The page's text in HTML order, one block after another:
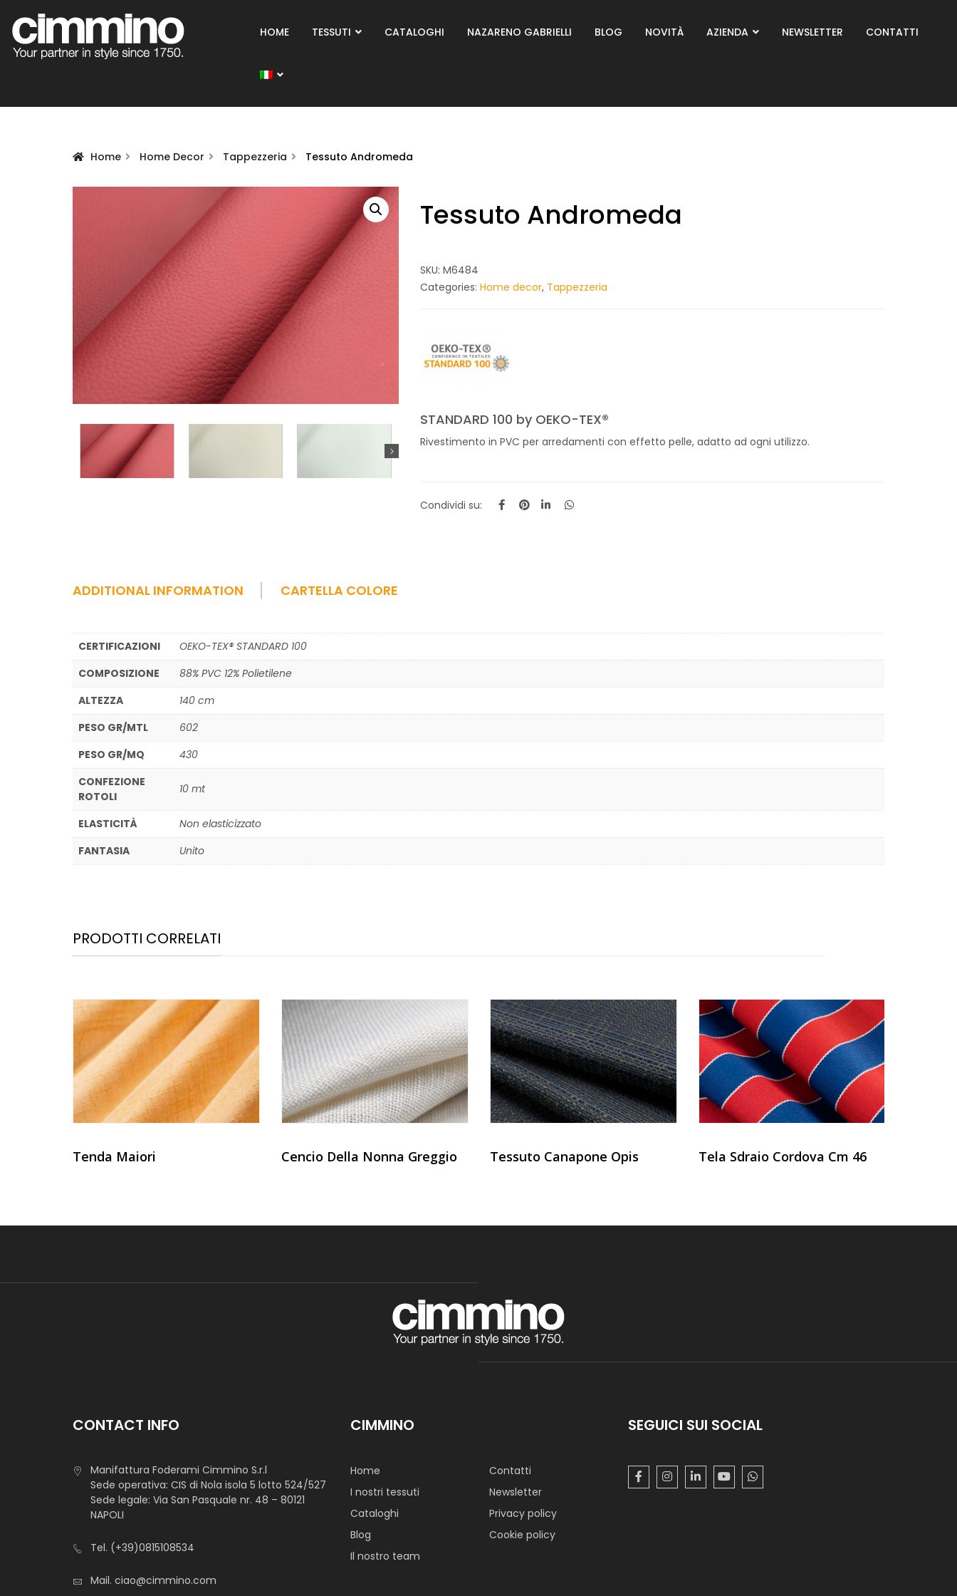
HOME TESSUTI CATALOGHI NAZARENO GABRIELLI BLOG NOVITÀ AZIENDA NEWSLETTER CONTATTI
Home Home Decor Tappezzeria Tessuto Andromeda
Tessuto Andromeda
SKU: M6484
Categories: Home decor, Tappezzeria
STANDARD 100 by OEKO-TEX®
Rivestimento in PVC per arredamenti con effetto pelle, adatto ad ogni utilizzo.
Condividi su:
ADDITIONAL INFORMATION CARTELLA COLORE
CERTIFICAZIONI
OEKO-TEX® STANDARD 100
COMPOSIZIONE
88% PVC 12% Polietilene
ALTEZZA
140 cm
PESO GR/MTL
602
PESO GR/MQ
430
CONFEZIONE
ROTOLI
10 mt
ELASTICITÀ
Non elasticizzato
FANTASIA
Unito
PRODOTTI CORRELATI
Tenda Maiori Cencio Della Nonna Greggio Tessuto Canapone Opis Tela Sdraio Cordova Cm 46
CONTACT INFO
Manifattura Foderami Cimmino S.r.l
Sede operativa: CIS di Nola isola 5 lotto 524/527
Sede legale: Via San Pasquale nr. 48 – 80121
NAPOLI
Tel. (+39)0815108534
Mail. ciao@cimmino.com
CIMMINO
Home
I nostri tessuti
Cataloghi
Blog
Il nostro team
Contatti
Newsletter
Privacy policy
Cookie policy
SEGUICI SUI SOCIAL